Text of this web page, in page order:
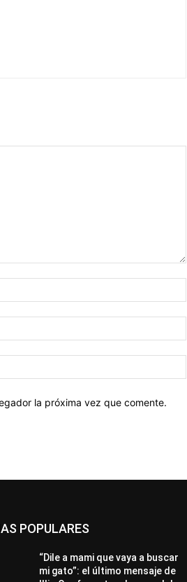
la próxima vez que comente.
POPULARES
“Dile a mami que vaya a buscar
mi gato”: el último mensaje de